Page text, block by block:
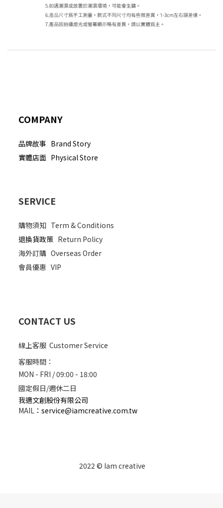
COMPANY
品牌故事 Brand Story
實體店面 Physical Store
SERVICE
購物須知 Term & Conditions
退換貨政策 Return Policy
海外訂購 Overseas Order
會員優惠 VIP
CONTACT US
線上客服 Customer Service
客服時間：
MON - FRI / 09:00 - 18:00
國定假日/週休二日
我適文創股份有限公司
MAIL ： service@iamcreative.com.tw
2022 © Iam creative